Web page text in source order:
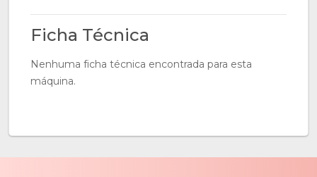
Ficha Técnica
Nenhuma ficha técnica encontrada para esta
máquina.